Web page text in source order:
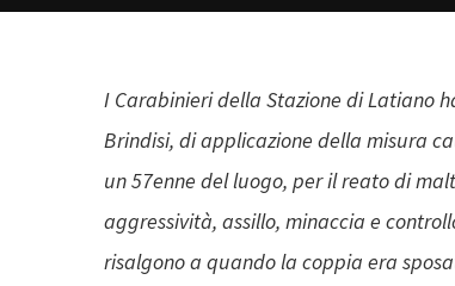
I Carabinieri della Stazione di Latiano
Brindisi, di applicazione della misura
un 57enne del luogo, per il reato di
aggressività, assillo, minaccia e
risalgono a quando la coppia era